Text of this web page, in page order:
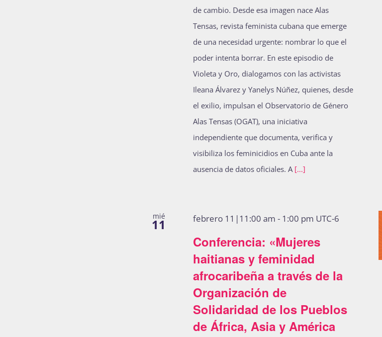
de cambio. Desde esa imagen nace Alas
Tensas, revista feminista cubana que emerge
de una necesidad urgente: nombrar lo que el
poder intenta borrar. En este episodio de
Violeta y Oro, dialogamos con las activistas
Ileana Álvarez y Yanelys Núñez, quienes, desde
el exilio, impulsan el Observatorio de Género
Alas Tensas (OGAT), una iniciativa
independiente que documenta, verifica y
visibiliza los feminicidios en Cuba ante la
ausencia de datos oficiales. A [...]
mié
11
Conferencia: «Mujeres
haitianas y feminidad
afrocaribeña a través de la
Organización de
Solidaridad de los Pueblos
de África, Asia y América
febrero 11|11:00 am - 1:00 pm UTC-6